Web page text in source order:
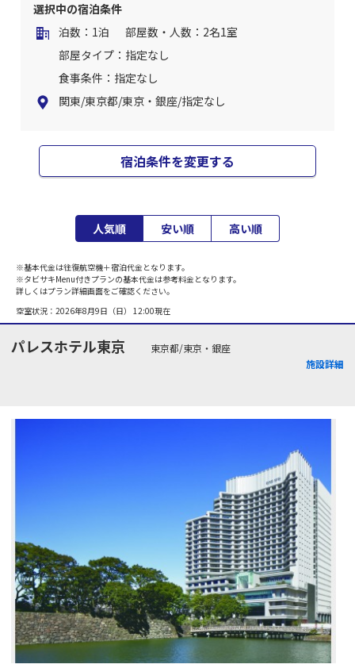
選択中の宿泊条件
泊数：1泊
部屋数・人数：2名1室
部屋タイプ：指定なし
食事条件：指定なし
関東/東京都/東京・銀座/指定なし
宿泊条件を変更する
人気順 安い順 高い順
※基本代金は往復航空機＋宿泊代金となります。
※タビサキMenu付きプランの基本代金は参考料金となります。
詳しくはプラン詳細画面をご確認ください。
空室状況： 2026年8月9日（日） 12:00現在
パレスホテル東京
東京都/東京・銀座
施設詳細